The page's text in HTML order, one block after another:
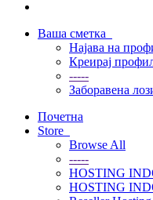
Ваша сметка
Најава на
Креирај
-----
Заборавена
Почетна
Store
Browse All
-----
HOSTING
HOSTING